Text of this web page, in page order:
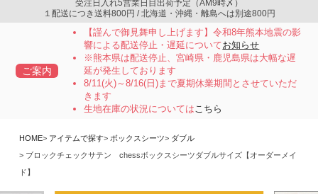
受注日入れ5営業日目出荷予定（AM9時〆）
１配送につき送料800円 / 北海道・沖縄・離島へは別途800円
ご案内
【謹んで御見舞申し上げます】令和8年熊本地震の影
響による配送停止・遅延についてお知らせ
※熊本県は配送停止、宮崎県・鹿児島県は大幅な遅
延が発生しております
8/11(火)～8/16(日)まで夏期休業期間とさせていただ
きます
生地在庫の状況についてはこちら
HOME アイテムで探す ボックスシーツ
ダブル
ブロックチェックサテン chessボックスシーツダブルサイズ【オーダーメイ
ド】